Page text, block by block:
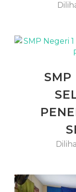
SMP